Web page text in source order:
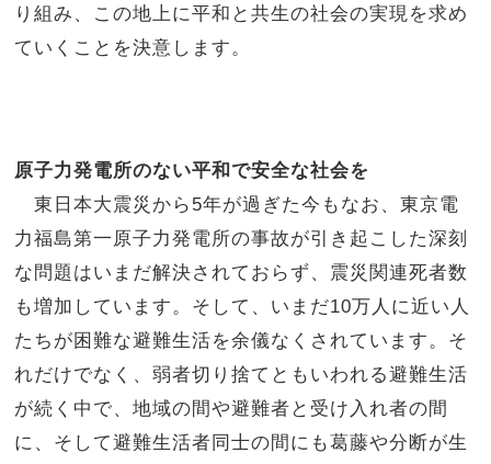
り組み、この地上に平和と共生の社会の実現を求め
ていくことを決意します。
原子力発電所のない平和で安全な社会を
東日本大震災から5年が過ぎた今もなお、東京電
力福島第一原子力発電所の事故が引き起こした深刻
な問題はいまだ解決されておらず、震災関連死者数
も増加しています。そして、いまだ10万人に近い人
たちが困難な避難生活を余儀なくされています。そ
れだけでなく、弱者切り捨てともいわれる避難生活
が続く中で、地域の間や避難者と受け入れ者の間
に、そして避難生活者同士の間にも葛藤や分断が生